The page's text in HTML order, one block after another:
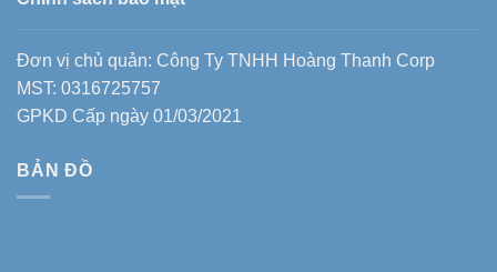
Đơn vị chủ quản: Công Ty TNHH Hoàng Thanh Corp
MST: 0316725757
GPKD Cấp ngày 01/03/2021
BẢN ĐỒ